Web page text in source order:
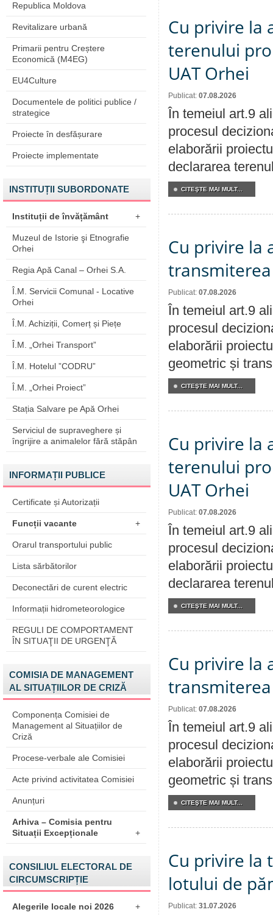
Republica Moldova
Revitalizare urbană
Primarii pentru Creștere
Economică (M4EG)
EU4Culture
Documentele de politici publice /
strategice
Proiecte în desfășurare
Proiecte implementate
INSTITUȚII SUBORDONATE
Instituții de învățământ +
Muzeul de Istorie şi Etnografie
Orhei
Regia Apă Canal – Orhei S.A.
Î.M. Servicii Comunal - Locative
Orhei
Î.M. Achiziții, Comerț și Piețe
Î.M. „Orhei Transport”
Î.M. Hotelul ”CODRU”
Î.M. „Orhei Proiect”
Stația Salvare pe Apă Orhei
Serviciul de supraveghere și
îngrijire a animalelor fără stăpân
INFORMAȚII PUBLICE
Certificate și Autorizații
Funcții vacante +
Orarul transportului public
Lista sărbătorilor
Deconectări de curent electric
Informații hidrometeorologice
REGULI DE COMPORTAMENT
ÎN SITUAŢII DE URGENŢĂ
COMISIA DE MANAGEMENT
AL SITUAȚIILOR DE CRIZĂ
Componența Comisiei de
Management al Situațiilor de
Criză
Procese-verbale ale Comisiei
Acte privind activitatea Comisiei
Anunțuri
Arhiva – Comisia pentru
Situații Excepționale
+
CONSILIUL ELECTORAL DE
CIRCUMSCRIPȚIE
Alegerile locale noi 2026 +
Cu privire la
terenului
UAT Orhei
Publicat: 07.08.2026
În temeiul art.9
procesul
elaborării
declararea
CITEŞTE MAI MULT...
Cu privire la
Publicat: 07.08.2026
În temeiul art.9
procesul
elaborării
geometric și
CITEŞTE MAI MULT...
Cu privire la
terenului
UAT Orhei
Publicat: 07.08.2026
În temeiul art.9
procesul
elaborării
declararea
CITEŞTE MAI MULT...
Cu privire la
Publicat: 07.08.2026
În temeiul art.9
procesul
elaborării
geometric și
CITEŞTE MAI MULT...
Cu privire la
lotului de
Publicat: 31.07.2026